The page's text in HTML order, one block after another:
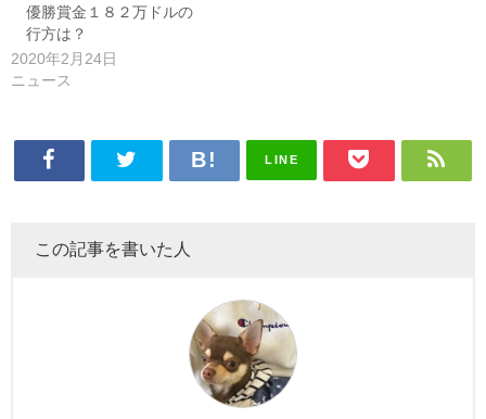
優勝賞金１８２万ドルの
行方は？
2020年2月24日
ニュース
LINE
この記事を書いた人